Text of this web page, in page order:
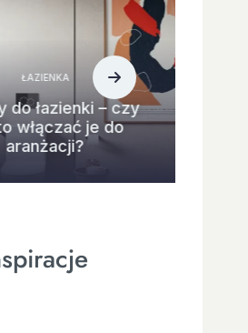
ŁAZIENKA
do łazienki – czy
włączać je do
aranżacji?